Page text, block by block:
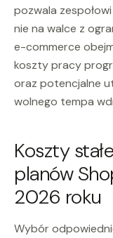
pozwala
nie na walce z
e-commerce
koszty pracy
oraz potencjalne
wolnego tempa
Koszty
planów
2026 roku
Wybór